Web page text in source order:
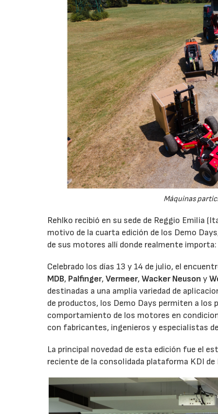
Máquinas
Rehlko recibió en su sede de Reggio Emilia
motivo de la cuarta edición de los Demo
de sus motores allí donde realmente
Celebrado los días 13 y 14 de julio, el
MDB, Palfinger,Vermeer,Wacker Neuson y
destinadas a una amplia variedad de
de productos, los Demo Days permiten a los
comportamiento de los motores en
con fabricantes, ingenieros y especialistas
La principal novedad de esta edición fue el
reciente de la consolidada plataforma KDI de